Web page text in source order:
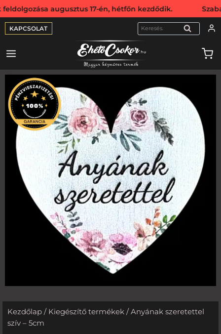
augusztus 17-én, hétfőn kezdődik.
KAPCSOLAT KERESÉS
Kezdőlap / Kiegészítő termékek / Anyának szeretettel
szív – 5cm